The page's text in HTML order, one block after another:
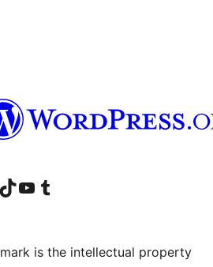
LinkedIn kontu
Apmeklējiet mūsu TikTok kontu
Apmeklējiet mūsu YouTube kanālu
Apmeklējiet mūsu Tumblr kontu
is the intellectual property